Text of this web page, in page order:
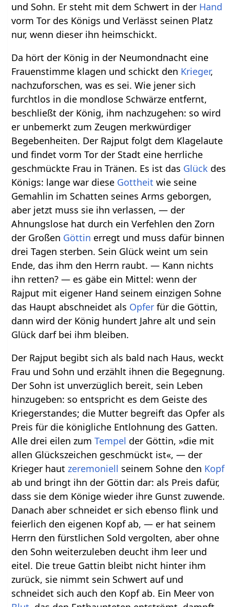
und Sohn. Er steht mit dem Schwert in der Hand
vorm Tor des Königs und Verlässt seinen Platz
nur, wenn dieser ihn heimschickt.
Da hört der König in der Neumondnacht eine
Frauenstimme klagen und schickt den Krieger,
nachzuforschen, was es sei. Wie jener sich
furchtlos in die mondlose Schwärze entfernt,
beschließt der König, ihm nachzugehen: so wird
er unbemerkt zum Zeugen merkwürdiger
Begebenheiten. Der Rajput folgt dem Klagelaute
und findet vorm Tor der Stadt eine herrliche
geschmückte Frau in Tränen. Es ist das Glück des
Königs: lange war diese Gottheit wie seine
Gemahlin im Schatten seines Arms geborgen,
aber jetzt muss sie ihn verlassen, — der
Ahnungslose hat durch ein Verfehlen den Zorn
der Großen Göttin erregt und muss dafür binnen
drei Tagen sterben. Sein Glück weint um sein
Ende, das ihm den Herrn raubt. — Kann nichts
ihn retten? — es gäbe ein Mittel: wenn der
Rajput mit eigener Hand seinem einzigen Sohne
das Haupt abschneidet als Opfer für die Göttin,
dann wird der König hundert Jahre alt und sein
Glück darf bei ihm bleiben.
Der Rajput begibt sich als bald nach Haus, weckt
Frau und Sohn und erzählt ihnen die Begegnung.
Der Sohn ist unverzüglich bereit, sein Leben
hinzugeben: so entspricht es dem Geiste des
Kriegerstandes; die Mutter begreift das Opfer als
Preis für die königliche Entlohnung des Gatten.
Alle drei eilen zumTempel der Göttin, »die mit
allen Glückszeichen geschmückt ist«, — der
Krieger hautzeremoniell seinem Sohne den Kopf
ab und bringt ihn der Göttin dar: als Preis dafür,
dass sie dem Könige wieder ihre Gunst zuwende.
Danach aber schneidet er sich ebenso flink und
feierlich den eigenen Kopf ab, — er hat seinem
Herrn den fürstlichen Sold vergolten, aber ohne
den Sohn weiterzuleben deucht ihm leer und
eitel. Die treue Gattin bleibt nicht hinter ihm
zurück, sie nimmt sein Schwert auf und
schneidet sich auch den Kopf ab. Ein Meer von